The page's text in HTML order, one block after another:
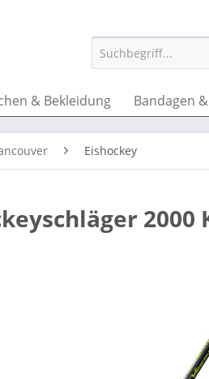
& Bekleidung Bandagen
Eishockey
2000